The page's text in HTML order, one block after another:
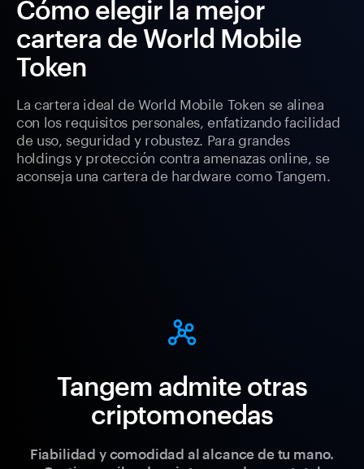
Cómo elegir la mejor
cartera de World Mobile
Token
La cartera ideal de World Mobile Token se alinea
con los requisitos personales, enfatizando facilidad
de uso, seguridad y robustez. Para grandes
holdings y protección contra amenazas online, se
aconseja una cartera de hardware como Tangem.
Tangem admite otras
criptomonedas
Fiabilidad y comodidad al alcance de tu mano.